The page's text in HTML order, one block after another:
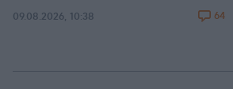
09.08.2026, 10:38 64